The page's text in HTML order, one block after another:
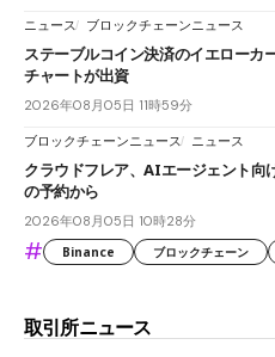
ニュース ブロックチェーンニュース
ステーブルコイン決済のイエローカ
チャートが出資
2026年08月05日 11時59分
ブロックチェーンニュース ニュース
クラウドフレア、AIエージェント向
の予約から
2026年08月05日 10時28分
# Binance ブロックチェーン
取引所ニュース